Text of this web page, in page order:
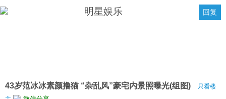
回复
明星娱乐
43岁范冰冰素颜撸猫 “杂乱风”豪宅内景照曝光(组图)
只看楼